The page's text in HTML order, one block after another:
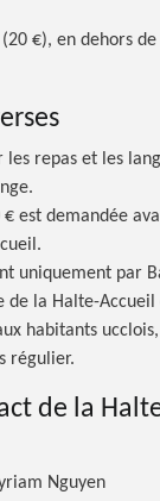
€), en dehors de
les repas et les
est demandée
uniquement par
de la Halte-
habitants
régulier.
de la
Nguyen